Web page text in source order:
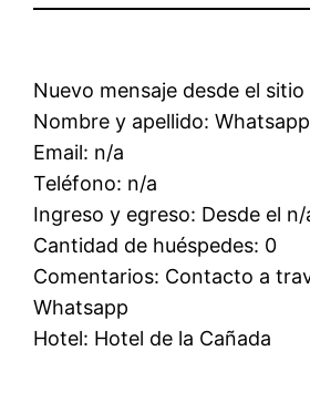
Nuevo mensaje desde el
Nombre y apellido: Whatsapp
Email: n/a
Teléfono: n/a
Ingreso y egreso: Desde el
Cantidad de huéspedes: 0
Comentarios: Contacto a
Whatsapp
Hotel: Hotel de la Cañada